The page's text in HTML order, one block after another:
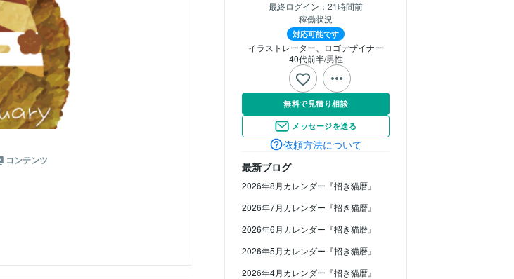
最終ログイン： 21時間前
稼働状況
対応可能です
イラストレーター、ロゴデザイナー
40代前半男性
無料で見積り相談
メッセージを送る
依頼方法について
最新ブログ
2026年8月カレンダー『招き猫暦』
2026年7月カレンダー『招き猫暦』
2026年6月カレンダー『招き猫暦』
2026年5月カレンダー『招き猫暦』
2026年4月カレンダー『招き猫暦』
コンテンツ